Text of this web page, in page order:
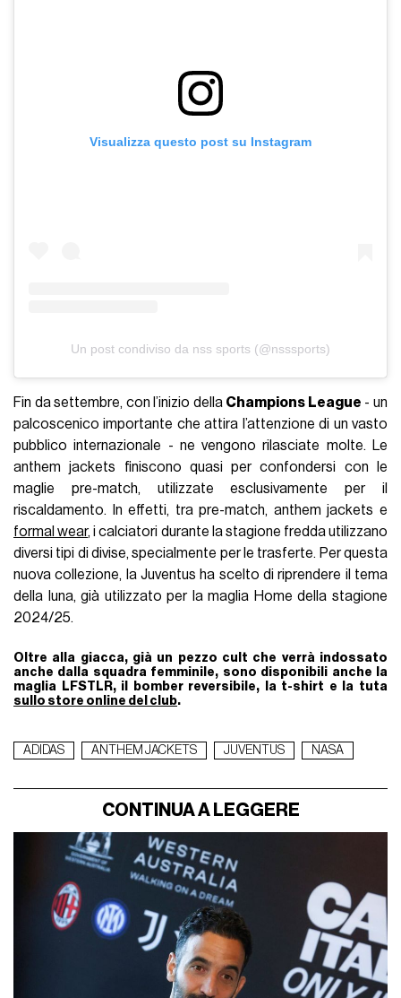
Visualizza questo post su Instagram
Un post condiviso da nss sports (@nsssports)
Fin da settembre, con l’inizio della Champions League - un
palcoscenico importante che attira l’attenzione di un vasto
pubblico internazionale - ne vengono rilasciate molte. Le
anthem jackets finiscono quasi per confondersi con le
maglie pre-match, utilizzate esclusivamente per il
riscaldamento. In effetti, tra pre-match, anthem jackets e
formal wear, i calciatori durante la stagione fredda utilizzano
diversi tipi di divise, specialmente per le trasferte. Per questa
nuova collezione, la Juventus ha scelto di riprendere il tema
della luna, già utilizzato per la maglia Home della stagione
2024/25.
Oltre alla giacca, già un pezzo cult che verrà indossato
anche dalla squadra femminile, sono disponibili anche la
maglia LFSTLR, il bomber reversibile, la t-shirt e la tuta
sullo store online del club.
ADIDAS ANTHEM JACKETS JUVENTUS NASA
CONTINUA A LEGGERE